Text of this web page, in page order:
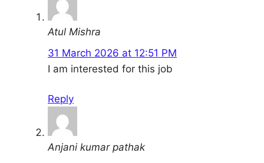
Atul Mishra
31 March 2026 at 12:51 PM
I am interested for this job
Reply
Anjani kumar pathak